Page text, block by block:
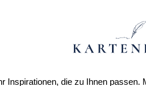
Inspirationen, die zu Ihnen passen.